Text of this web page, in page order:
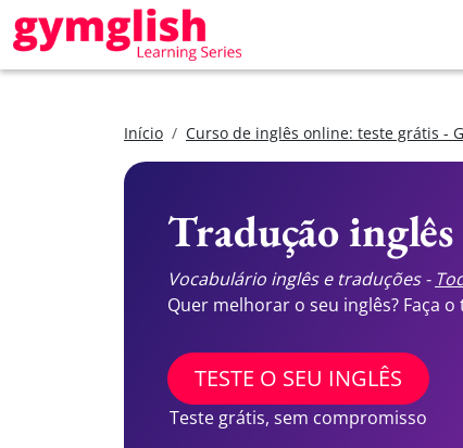
Início Curso de inglês online: teste grátis -
Tradução
Vocabulário inglês e traduções -
Quer melhorar o seu inglês? Faça
TESTE O SEU INGLÊS
Teste grátis, sem compromisso